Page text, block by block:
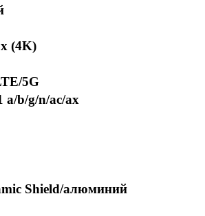
(4K)
5G
a/b/g/n/ac/ax
Shield/алюминий